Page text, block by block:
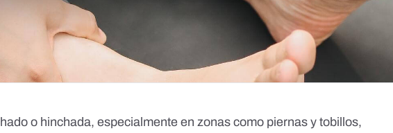
o hinchada, especialmente en zonas como piernas y tobillos,